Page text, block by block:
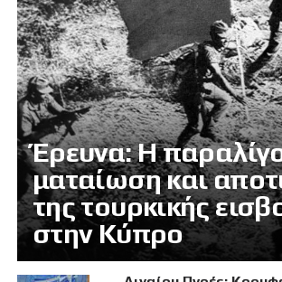
Έρευνα: Η
ματαίωση και
της τουρκικής
στην Κύπρο